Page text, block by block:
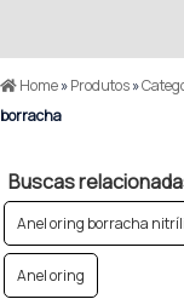
Home»Produtos»
borracha
Buscas
Anel oring borracha
Anel oring